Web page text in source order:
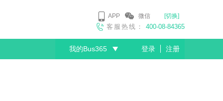
APP 微信 [切换]
客服热线： 400-08-84365
我的Bus365 登录 注册